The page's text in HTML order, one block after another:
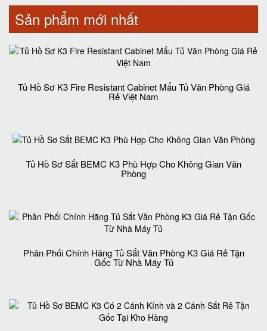
Sản phẩm mới nhất
Tủ Hồ Sơ K3 Fire Resistant Cabinet Mẩu Tủ Văn Phòng Giá
Rẻ Việt Nam
Tủ Hồ Sơ Sắt BEMC K3 Phù Hợp Cho Không Gian Văn
Phòng
Phân Phối Chính Hãng Tủ Sắt Văn Phòng K3 Giá Rẻ Tận
Gốc Từ Nhà Máy Tủ